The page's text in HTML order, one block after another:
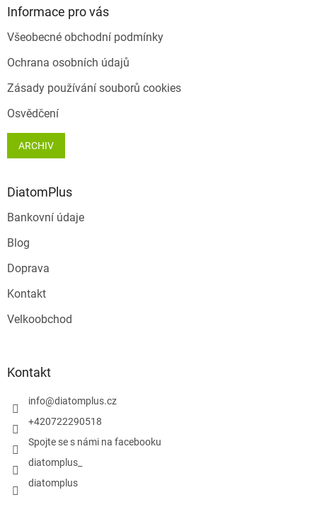
Informace pro vás
Všeobecné obchodní podmínky
Ochrana osobních údajů
Zásady používání souborů cookies
Osvědčení
ARCHIV
DiatomPlus
Bankovní údaje
Blog
Doprava
Kontakt
Velkoobchod
Kontakt
info@diatomplus.cz
+420722290518
Spojte se s námi na facebooku
diatomplus_
diatomplus